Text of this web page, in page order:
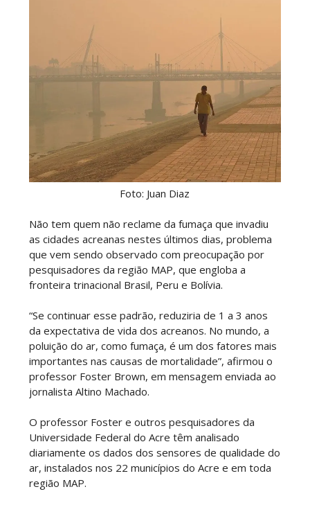
Foto: Juan Diaz
Não tem quem não reclame da fumaça que invadiu
as cidades acreanas nestes últimos dias, problema
que vem sendo observado com preocupação por
pesquisadores da região MAP, que engloba a
fronteira trinacional Brasil, Peru e Bolívia.
“Se continuar esse padrão, reduziria de 1 a 3 anos
da expectativa de vida dos acreanos. No mundo, a
poluição do ar, como fumaça, é um dos fatores mais
importantes nas causas de mortalidade”, afirmou o
professor Foster Brown, em mensagem enviada ao
jornalista Altino Machado.
O professor Foster e outros pesquisadores da
Universidade Federal do Acre têm analisado
diariamente os dados dos sensores de qualidade do
ar, instalados nos 22 municípios do Acre e em toda
região MAP.